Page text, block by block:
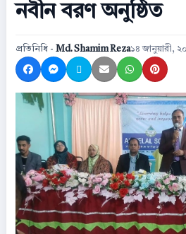
নবীন বরণ অনুষ্ঠিত
প্রতিনিধি - Md. Shamim Reza১৪ জানুয়ারী,
Share on Facebook
Share on Messenger
Share on XShare by Email
Share on